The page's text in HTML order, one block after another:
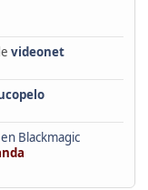
videonet
Blackmagic